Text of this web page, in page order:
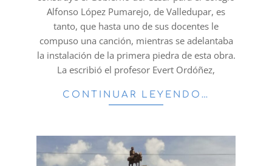
Alfonso López Pumarejo, de Valledupar, es
tanto, que hasta uno de sus docentes le
compuso una canción, mientras se adelantaba
la instalación de la primera piedra de esta obra.
La escribió el profesor Evert Ordóñez,
CONTINUAR LEYENDO…